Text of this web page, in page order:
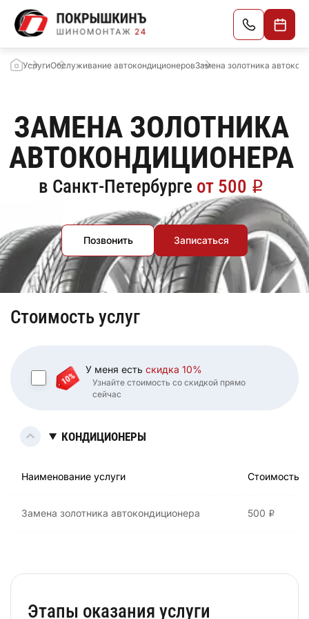
УслугиОбслуживание автокондиционеровЗамена золотника
в Санкт-Петербурге от 500 i
ЗАМЕНА ЗОЛОТНИКА
АВТОКОНДИЦИОНЕРА
Позвонить Записаться
Стоимость услуг
У меня есть скидка 10%
Узнайте стоимость со скидкой прямо
сейчас
КОНДИЦИОНЕРЫ
Наименование услуги Стоимость
Замена золотника автокондиционера 500 i
Этапы оказания услуги